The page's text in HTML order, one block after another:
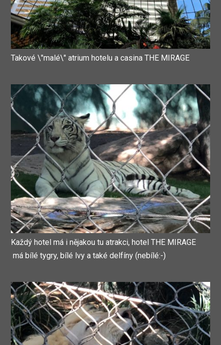
Takové \"malé\" atrium hotelu a casina THE MIRAGE
Každý hotel má i nějakou tu atrakci, hotel THE MIRAGE
má bílé tygry, bílé lvy a také delfíny (nebílé:-)